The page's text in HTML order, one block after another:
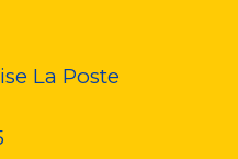
La Poste